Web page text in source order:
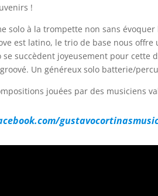
!
solo à la trompette non sans
est latino, le trio de base nous
se succèdent joyeusement pour
Un généreux solo batterie/
jouées par des musiciens